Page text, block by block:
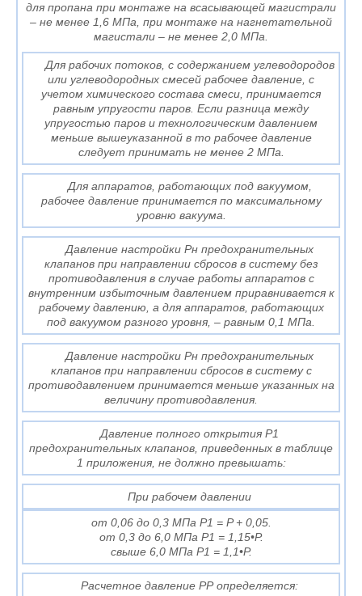
для пропана при монтаже на всасывающей магистрали
– не менее 1,6 МПа, при монтаже на нагнетательной
магистали – не менее 2,0 МПа.
Для рабочих потоков, с содержанием углеводородов
или углеводородных смесей рабочее давление, с
учетом химического состава смеси, принимается
равным упругости паров. Если разница между
упругостью паров и технологическим давлением
меньше вышеуказанной в то рабочее давление
следует принимать не менее 2 МПа.
Для аппаратов, работающих под вакуумом,
рабочее давление принимается по максимальному
уровню вакуума.
Давление настройки Рн предохранительных
клапанов при направлении сбросов в систему без
противодавления в случае работы аппаратов с
внутренним избыточным давлением приравнивается к
рабочему давлению, а для аппаратов, работающих
под вакуумом разного уровня, – равным 0,1 МПа.
Давление настройки Рн предохранительных
клапанов при направлении сбросов в систему с
противодавлением принимается меньше указанных на
величину противодавления.
Давление полного открытия P1
предохранительных клапанов, приведенных в таблице
1 приложения, не должно превышать:
При рабочем давлении
от 0,06 до 0,3 МПа P1 = P + 0,05.
от 0,3 до 6,0 МПа P1 = 1,15•P.
свыше 6,0 МПа P1 = 1,1•P.
Расчетное давление РР определяется: